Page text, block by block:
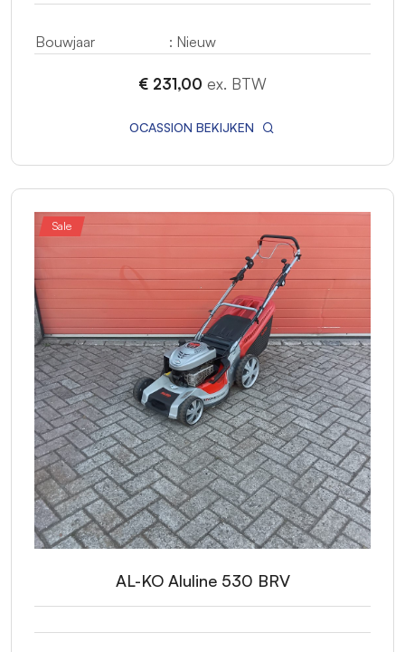
Bouwjaar : Nieuw
€ 231,00 ex. BTW
OCASSION BEKIJKEN
Sale
AL-KO Aluline 530 BRV